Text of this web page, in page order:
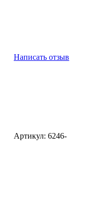
Написать отзыв
Артикул: 6246-